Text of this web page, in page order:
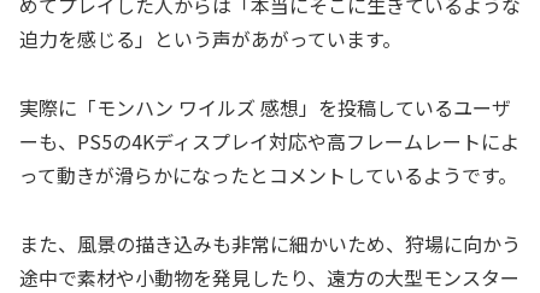
迫力を感じる」という声があがっています。
実際に「モンハン ワイルズ 感想」を投稿しているユーザ
ーも、PS5の4Kディスプレイ対応や高フレームレートによ
って動きが滑らかになったとコメントしているようです。
また、風景の描き込みも非常に細かいため、狩場に向かう
途中で素材や小動物を発見したり、遠方の大型モンスター